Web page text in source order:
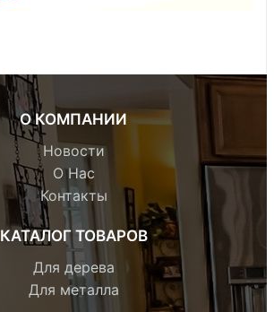
О КОМПАНИИ
Новости
О Нас
Контакты
КАТАЛОГ ТОВАРОВ
Для дерева
Для металла